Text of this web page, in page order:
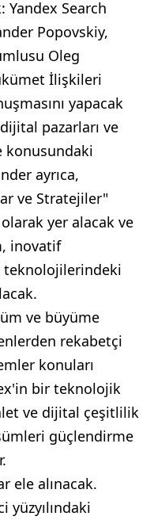
Search
Popovskiy,
Oleg
İlişkileri
yapacak
pazarları ve
ayrıca,
ve Stratejiler"
yer alacak ve
inovatif
ve büyüme
rekabetçi
konuları
bir teknolojik
ve dijital çeşitlilik
güçlendirme
ele alınacak.
yüzyılındaki